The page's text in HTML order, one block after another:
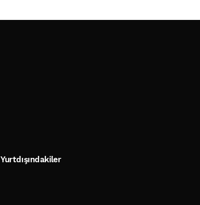
Yurtdışındakiler